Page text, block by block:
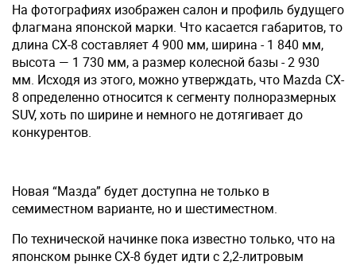
На фотографиях изображен салон и профиль будущего
флагмана японской марки. Что касается габаритов, то
длина CX-8 составляет 4 900 мм, ширина - 1 840 мм,
высота — 1 730 мм, а размер колесной базы - 2 930
мм. Исходя из этого, можно утверждать, что Mazda CX-
8 определенно относится к сегменту полноразмерных
SUV, хоть по ширине и немного не дотягивает до
конкурентов.
Новая “Мазда” будет доступна не только в
семиместном варианте, но и шестиместном.
По технической начинке пока известно только, что на
японском рынке CX-8 будет идти с 2,2-литровым